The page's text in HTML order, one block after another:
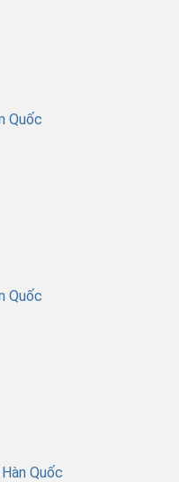
Quốc
Quốc
Quốc